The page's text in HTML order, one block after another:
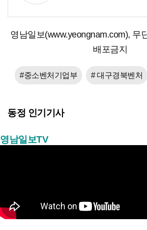
영남일보(www.yeongnam.com), 무
배포금지
#중소벤처기업부 # 대구경북벤처
동정 인기기사
영남일보TV